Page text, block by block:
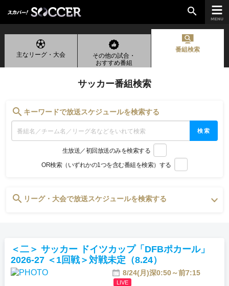
ルヴァンカップ
天皇杯
高円宮杯
UEFAチャンピオンズリーグ
その他の試合・おすすめ番組
Jリーグラボ
search
主なリーグ・大会
その他の試合・
おすすめ番組
番組検索
サッカー番組検索
search キーワードで放送スケジュールを検索する
検索
生放送／初回放送のみを検索する
OR検索（いずれかの1つを含む番組を検索）する
search リーグ・大会で放送スケジュールを検索する
＜二＞ サッカー ドイツカップ「DFBポカール」
2026-27 ＜1回戦＞対戦未定（8.24）
8/24(月)深0:50～前7:15
LIVE